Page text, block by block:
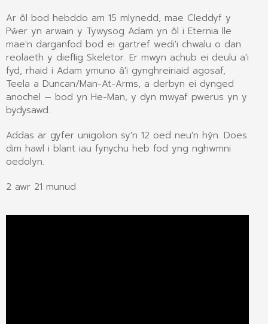
Ar ôl bod hebddo am 15 mlynedd, mae Cleddyf y
Pŵer yn arwain y Tywysog Adam yn ôl i Eternia lle
mae'n darganfod bod ei gartref wedi'i chwalu o dan
reolaeth y dieflig Skeletor. Er mwyn achub ei deulu a'i
fyd, rhaid i Adam ymuno â'i gynghreiriaid agosaf,
Teela a Duncan/Man-At-Arms, a derbyn ei dynged
anochel — bod yn He-Man, y dyn mwyaf pwerus yn y
bydysawd.
Addas ar gyfer unigolion sy'n 12 oed neu'n hŷn. Does
dim hawl i blant iau fynychu heb fod yng nghwmni
oedolyn.
2 awr 21 munud